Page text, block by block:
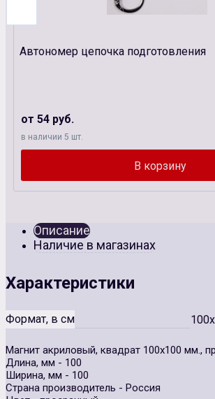
Автономер цепочка подготовления
от 54 руб.
в наличии 5 шт.
Описание
Наличие в магазинах
Характеристики
Формат, в см
Магнит акриловый, квадрат 100х100 мм.,
Длина, мм - 100
Ширина, мм - 100
Страна производитель - Россия